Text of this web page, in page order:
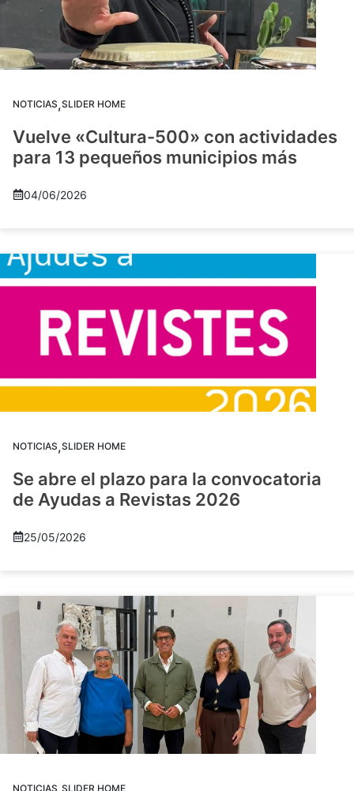
NOTICIAS,SLIDER HOME
Vuelve «Cultura-500» con actividades
para 13 pequeños municipios más
04/06/2026
NOTICIAS,SLIDER HOME
Se abre el plazo para la convocatoria
de Ayudas a Revistas 2026
25/05/2026
NOTICIAS SLIDER HOME